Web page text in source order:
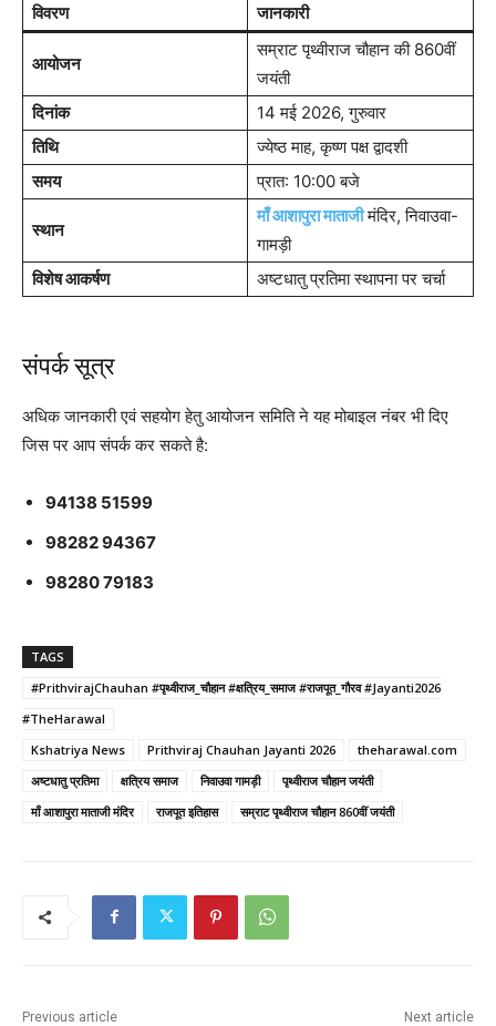
विवरण जानकारी
आयोजन
सम्राट पृथ्वीराज चौहान की 860वीं
जयंती
दिनांक
14 मई 2026, गुरुवार
तिथि
ज्येष्ठ माह, कृष्ण पक्ष द्वादशी
समय
प्रात: 10:00 बजे
स्थान
माँ आशापुरा माताजीमंदिर, निवाउवा-
गामड़ी
विशेष आकर्षण
अष्टधातु प्रतिमा स्थापना पर चर्चा
संपर्क सूत्र
अधिक जानकारी एवं सहयोग हेतु आयोजन समिति ने यह मोबाइल नंबर भी दिए
जिस पर आप संपर्क कर सकते है:
94138 51599
98282 94367
98280 79183
TAGS
#PrithvirajChauhan #पृथ्वीराज_चौहान #क्षत्रिय_समाज #राजपूत_गौरव #Jayanti2026
#TheHarawal
Kshatriya News
Prithviraj Chauhan Jayanti 2026
theharawal.com
अष्टधातु प्रतिमा
क्षत्रिय समाज निवाउवा गामड़ी
पृथ्वीराज चौहान जयंती
माँ आशापुरा माताजी मंदिर
राजपूत इतिहास सम्राट पृथ्वीराज चौहान 860वीं जयंती
Previous article Next article